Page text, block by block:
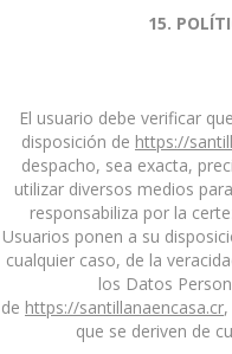
15.
El usuario debe verificar
disposición de https://
despacho, sea exacta,
utilizar diversos medios
responsabiliza por la
Usuarios ponen a su
cualquier caso, de la
los Datos
de https://santillanaencasa.cr
que se deriven de